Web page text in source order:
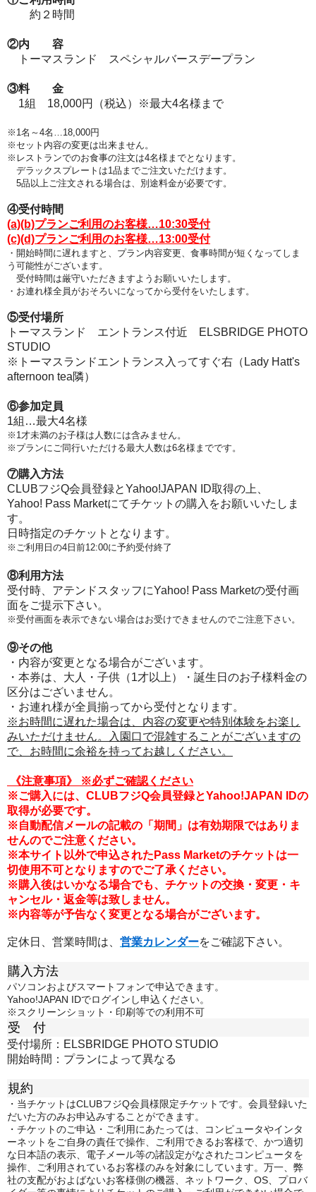
約２時間
②内 容
トーマスランド スペシャルバースデープラン
③料 金
1組 18,000円（税込）※最大4名様まで
※1名～4名…18,000円
※セット内容の変更は出来ません。
※レストランでのお食事の注文は4名様までとなります。
デラックスプレートは1品までご注文いただけます。
5品以上ご注文される場合は、別途料金が必要です。
④受付時間
(a)(b)プランご利用のお客様…10:30受付
(c)(d)プランご利用のお客様…13:00受付
・開始時間に遅れますと、プラン内容変更、食事時間が短くなってしま
う可能性がございます。
受付時間は厳守いただきますようお願いいたします。
・お連れ様全員がおそろいになってから受付をいたします。
⑤受付場所
トーマスランド エントランス付近 ELSBRIDGE PHOTO
STUDIO
※トーマスランドエントランス入ってすぐ右（Lady Hatt's
afternoon tea隣）
⑥参加定員
1組…最大4名様
※1才未満のお子様は人数には含みません。
※プランにご同行いただける最大人数は6名様までです。
⑦購入方法
CLUBフジQ会員登録とYahoo!JAPAN ID取得の上、
Yahoo! Pass Marketにてチケットの購入をお願いいたしま
す。
日時指定のチケットとなります。
※ご利用日の4日前12:00に予約受付終了
⑧利用方法
受付時、アテンドスタッフにYahoo! Pass Marketの受付画
面をご提示下さい。
※受付画面を表示できない場合はお受けできませんのでご注意下さい。
⑨その他
・内容が変更となる場合がございます。
・本券は、大人・子供（1才以上）・誕生日のお子様料金の
区分はございません。
・お連れ様が全員揃ってから受付となります。
※お時間に遅れた場合は、内容の変更や特別体験をお楽し
みいただけません。入園口で混雑することがございますの
で、お時間に余裕を持ってお越しください。
《注意事項》
※必ずご確認ください
※ご購入には、CLUBフジQ会員登録とYahoo!JAPAN IDの
取得が必要です。
※自動配信メールの記載の「期間」は有効期限ではありま
せんのでご注意ください。
※本サイト以外で申込されたPass Marketのチケットは一
切使用不可となりますのでご了承ください。
※購入後はいかなる場合でも、チケットの交換・変更・キ
ャンセル・返金等は致しません。
※内容等が予告なく変更となる場合がございます。
定休日、営業時間は、 営業カレンダーをご確認下さい。
購入方法
パソコンおよびスマートフォンで申込できます。
Yahoo!JAPAN IDでログインし申込ください。
※スクリーンショット・印刷等での利用不可
受 付
受付場所：ELSBRIDGE PHOTO STUDIO
開始時間：プランによって異なる
規約
・当チケットはCLUBフジQ会員様限定チケットです。会員登録いた
だいた方のみお申込みすることができます。
・チケットのご申込・ご利用にあたっては、コンピュータやインタ
ーネットをご自身の責任で操作、ご利用できるお客様で、かつ適切
な日本語の表示、電子メール等の諸設定がなされたコンピュータを
操作、ご利用されているお客様のみを対象にしています。万一、弊
社の支配がおよばないお客様側の機器、ネットワーク、OS、プロバ